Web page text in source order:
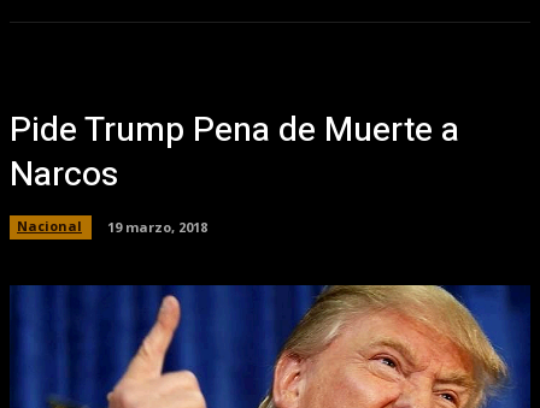
Pide Trump Pena de Muerte a
Narcos
Nacional 19 marzo, 2018